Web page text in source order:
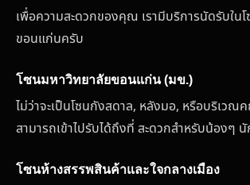
เพื่อความสะดวกของคุณ เรามีบริการนัดรับใน
ขอนแก่นครับ
โซนมหาวิทยาลัยขอนแก่น (มข.)
ไม่ว่าจะเป็นโซนกังสดาล, หลังมอ, หรือบริเวณ
สามารถเข้าไปรับได้ถึงที่ สะดวกสำหรับน้องๆ
โซนห้างสรรพสินค้าและใจกลางเมือง